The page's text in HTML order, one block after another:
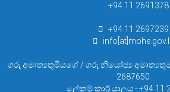
+94 11 2691378
+94 11 2697239
ගරු අමාත්‍යතුමියගේ / ගරු නියෝජ්‍ය
2687650
ලේකම් කාර් යාලය - +94 11